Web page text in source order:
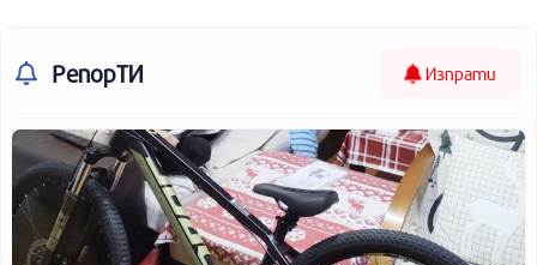
РепорТИ Изпрати